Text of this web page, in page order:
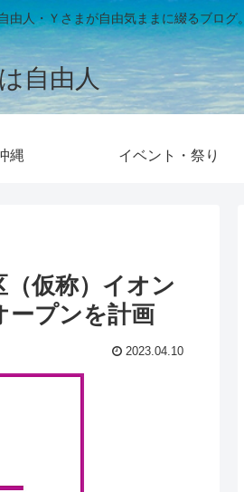
人・Ｙさまが自由気ままに綴るブログ。
自由人
縄 イベント・祭り
仮称）イオン
ープンを計画
2023.04.10